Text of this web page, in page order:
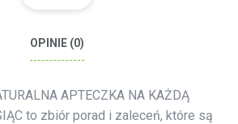
OPINIE (0)
APTECZKA NA KAŻDĄ
to zbiór porad i zaleceń, które są